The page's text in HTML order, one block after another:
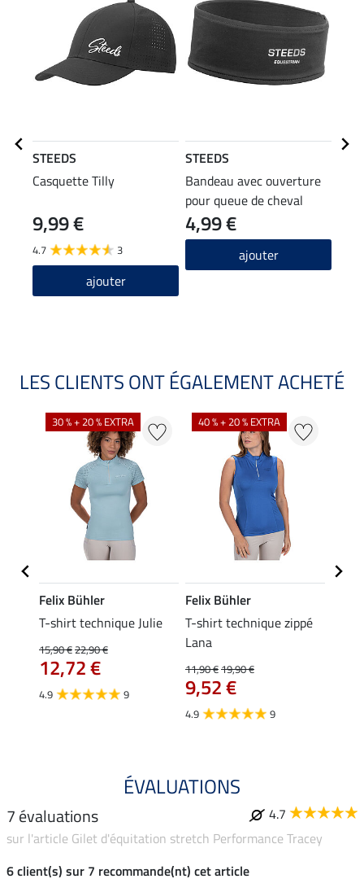
STEEDS
Casquette Tilly
9,99 €
4.7 3
ajouter
STEEDS
Bandeau avec ouverture
pour queue de cheval
4,99 €
ajouter
LES CLIENTS ONT ÉGALEMENT ACHETÉ
30 % + 20 % EXTRA
Felix Bühler
T-shirt technique Julie
15,90 €22,90 €
12,72 €
4.9 9
40 % + 20 % EXTRA
Felix Bühler
T-shirt technique zippé
Lana
11,90 €19,90 €
9,52 €
4.9 9
ÉVALUATIONS
7 évaluations
4.7
sur l'article Gilet d'équitation stretch Performance Tracey
6 client(s) sur 7 recommande(nt) cet article